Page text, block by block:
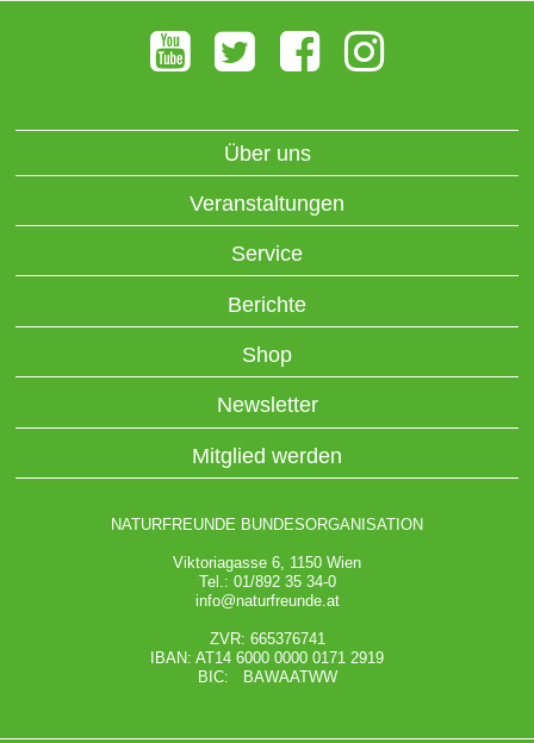
Über uns
Veranstaltungen
Service
Berichte
Shop
Newsletter
Mitglied werden
NATURFREUNDE BUNDESORGANISATION
Viktoriagasse 6, 1150 Wien
Tel.: 01/892 35 34-0
info@naturfreunde.at
ZVR: 665376741
IBAN: AT14 6000 0000 0171 2919
BIC: BAWAATWW